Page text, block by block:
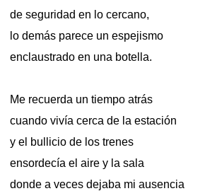
de seguridad en lo cercano,
lo demás parece un espejismo
enclaustrado en una botella.
Me recuerda un tiempo atrás
cuando vivía cerca de la estación
y el bullicio de los trenes
ensordecía el aire y la sala
donde a veces dejaba mi ausencia